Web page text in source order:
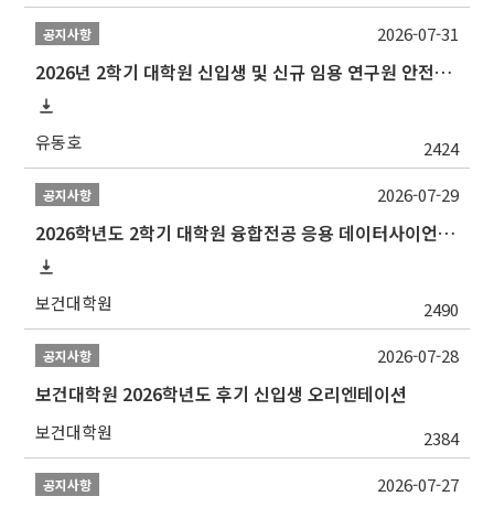
공지사항
2026년 2학기 대학원 신입생 및 신규 임용 연구원 안전환경교육(신규교육) 실시 안내
유동호 2424
2026-07-31
공지사항
2026학년도 2학기 대학원 융합전공 응용 데이터사이언스 선발 계획 알림
보건대학원 2490
2026-07-29
공지사항
보건대학원 2026학년도 후기 신입생 오리엔테이션
보건대학원 2384
2026-07-28
공지사항 2026-07-27